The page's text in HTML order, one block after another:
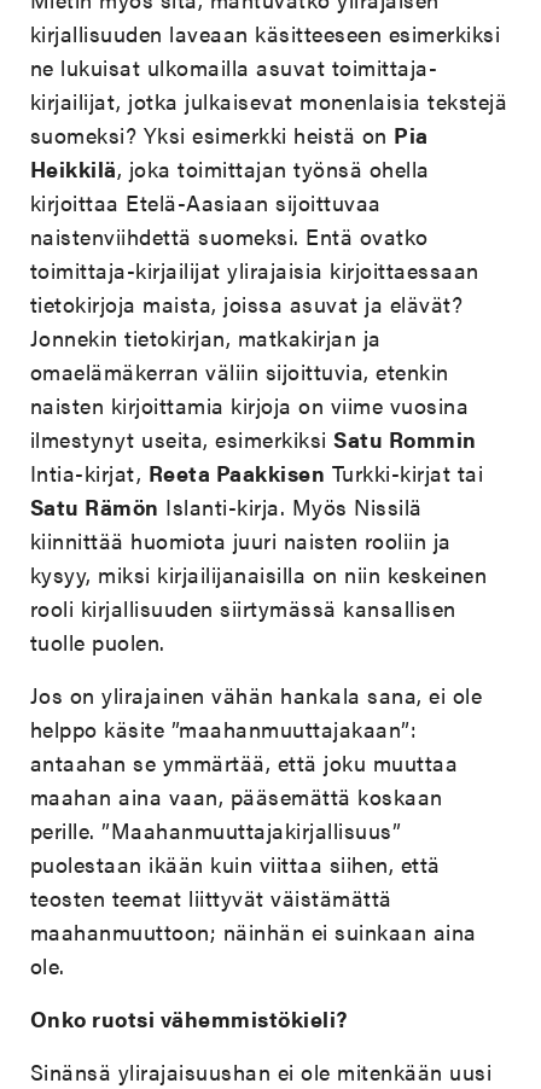
kirjallisuuden laveaan käsitteeseen esimerkiksi
ne lukuisat ulkomailla asuvat toimittaja-
kirjailijat, jotka julkaisevat monenlaisia tekstejä
suomeksi? Yksi esimerkki heistä on Pia
Heikkilä, joka toimittajan työnsä ohella
kirjoittaa Etelä-Aasiaan sijoittuvaa
naistenviihdettä suomeksi. Entä ovatko
toimittaja-kirjailijat ylirajaisia kirjoittaessaan
tietokirjoja maista, joissa asuvat ja elävät?
Jonnekin tietokirjan, matkakirjan ja
omaelämäkerran väliin sijoittuvia, etenkin
naisten kirjoittamia kirjoja on viime vuosina
ilmestynyt useita, esimerkiksiSatu Rommin
Intia-kirjat, Reeta Paakkisen Turkki-kirjat tai
Satu Rämön Islanti-kirja. Myös Nissilä
kiinnittää huomiota juuri naisten rooliin ja
kysyy, miksi kirjailijanaisilla on niin keskeinen
rooli kirjallisuuden siirtymässä kansallisen
tuolle puolen.
Jos on ylirajainen vähän hankala sana, ei ole
helppo käsite ”maahanmuuttajakaan”:
antaahan se ymmärtää, että joku muuttaa
maahan aina vaan, pääsemättä koskaan
perille. ”Maahanmuuttajakirjallisuus”
puolestaan ikään kuin viittaa siihen, että
teosten teemat liittyvät väistämättä
maahanmuuttoon; näinhän ei suinkaan aina
ole.
Onko ruotsi vähemmistökieli?
Sinänsä ylirajaisuushan ei ole mitenkään uusi